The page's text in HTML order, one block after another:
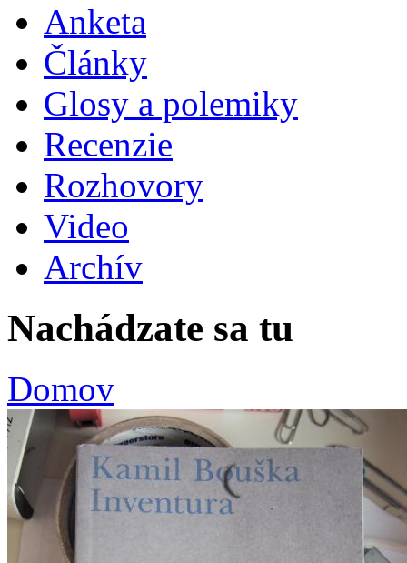
Anketa
Články
Glosy a polemiky
Recenzie
Rozhovory
Video
Archív
Nachádzate sa tu
Domov